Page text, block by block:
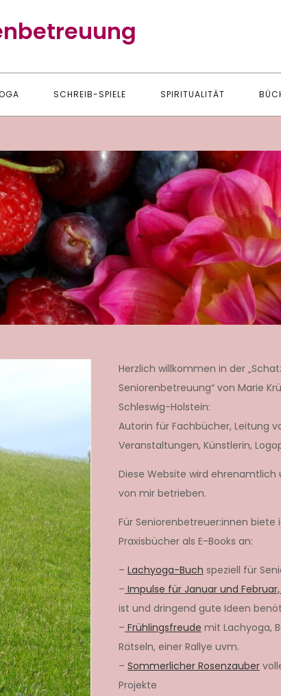
SCHREIB-SPIELE SPIRITUALITÄT
Herzlich willkommen in der
Seniorenbetreuung“ von Marie
Schleswig-Holstein:
Autorin für Fachbücher, Leitung
Veranstaltungen, Künstlerin,
Diese Website wird ehrenamtlich
von mir betrieben.
Für Seniorenbetreuer:innen biete
Praxisbücher als E-Books an:
– Lachyoga-Buch speziell für
– Impulse für Januar und Februar,
ist und dringend gute Ideen
– Frühlingsfreude mit Lachyoga,
Rätseln, einer Rallye uvm.
– Sommerlicher Rosenzauber
Projekte